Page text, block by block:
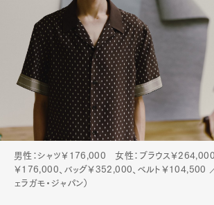
男性：シャツ￥176,000 女性：ブラウス￥264,000
￥176,000、バッグ￥352,000、ベルト￥104,500 ／
ェラガモ・ジャパン）